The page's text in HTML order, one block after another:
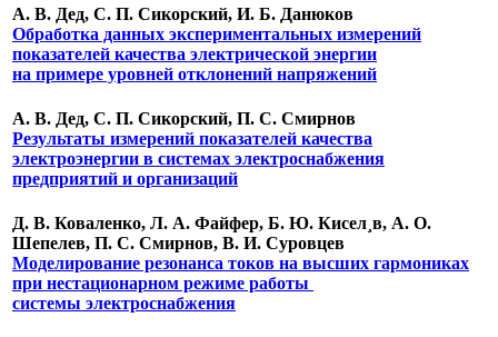
А. В. Дед, С. П. Сикорский, И. Б. Данюков
Обработка данных экспериментальных измерений
показателей качества электрической энергии
на примере уровней отклонений напряжений
А. В. Дед, С. П. Сикорский, П. С. Смирнов
Результаты измерений показателей качества
электроэнергии в системах электроснабжения
предприятий и организаций
Д. В. Коваленко, Л. А. Файфер, Б. Ю. Кисел¸в, А. О.
Шепелев, П. С. Смирнов, В. И. Суровцев
Моделирование резонанса токов на высших гармониках
при нестационарном режиме работы
системы электроснабжения